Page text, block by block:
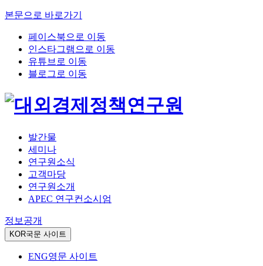
본문으로 바로가기
페이스북으로 이동
인스타그램으로 이동
유튜브로 이동
블로그로 이동
발간물
세미나
연구원소식
고객마당
연구원소개
APEC 연구컨소시엄
정보공개
KOR국문 사이트
ENG영문 사이트